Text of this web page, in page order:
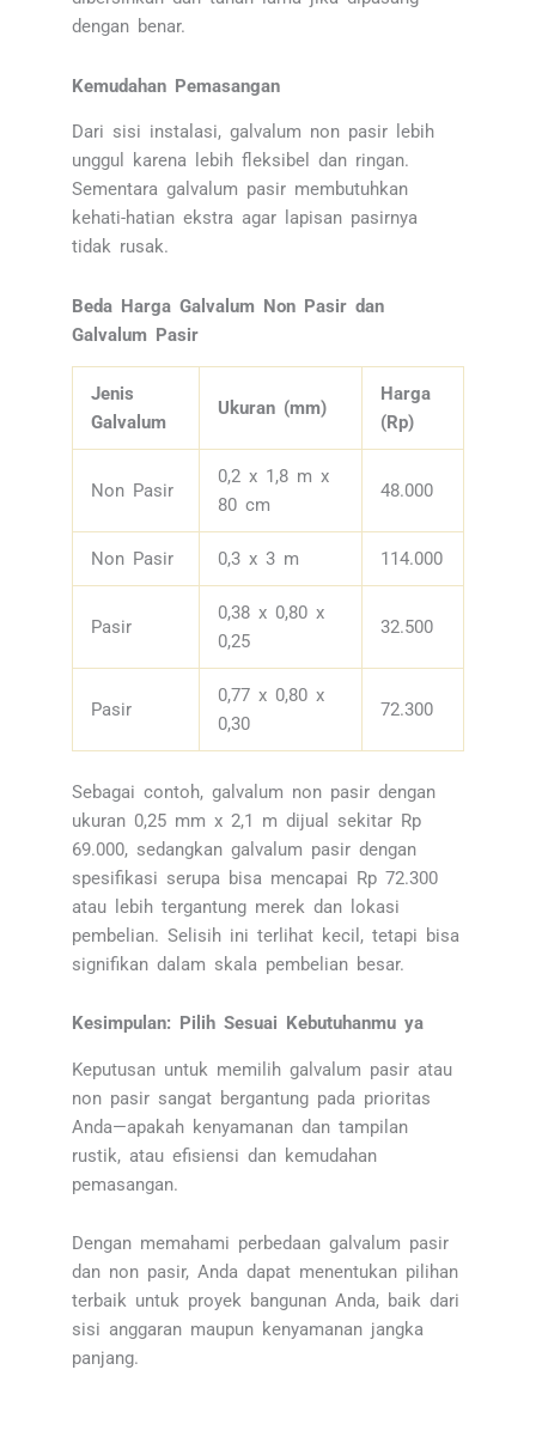
dengan benar.
Kemudahan Pemasangan
Dari sisi instalasi, galvalum non pasir lebih
unggul karena lebih fleksibel dan ringan.
Sementara galvalum pasir membutuhkan
kehati-hatian ekstra agar lapisan pasirnya
tidak rusak.
Beda Harga Galvalum Non Pasir dan
Galvalum Pasir
Jenis
Galvalum
Ukuran (mm)
Harga
(Rp)
Non Pasir
0,2 x 1,8 m x
80 cm
48.000
Non Pasir 0,3 x 3 m 114.000
Pasir
0,38 x 0,80 x
0,25
32.500
Pasir
0,77 x 0,80 x
0,30
72.300
Sebagai contoh, galvalum non pasir dengan
ukuran 0,25 mm x 2,1 m dijual sekitar Rp
69.000, sedangkan galvalum pasir dengan
spesifikasi serupa bisa mencapai Rp 72.300
atau lebih tergantung merek dan lokasi
pembelian. Selisih ini terlihat kecil, tetapi bisa
signifikan dalam skala pembelian besar.
Kesimpulan: Pilih Sesuai Kebutuhanmu ya
Keputusan untuk memilih galvalum pasir atau
non pasir sangat bergantung pada prioritas
Anda—apakah kenyamanan dan tampilan
rustik, atau efisiensi dan kemudahan
pemasangan.
Dengan memahami perbedaan galvalum pasir
dan non pasir, Anda dapat menentukan pilihan
terbaik untuk proyek bangunan Anda, baik dari
sisi anggaran maupun kenyamanan jangka
panjang.